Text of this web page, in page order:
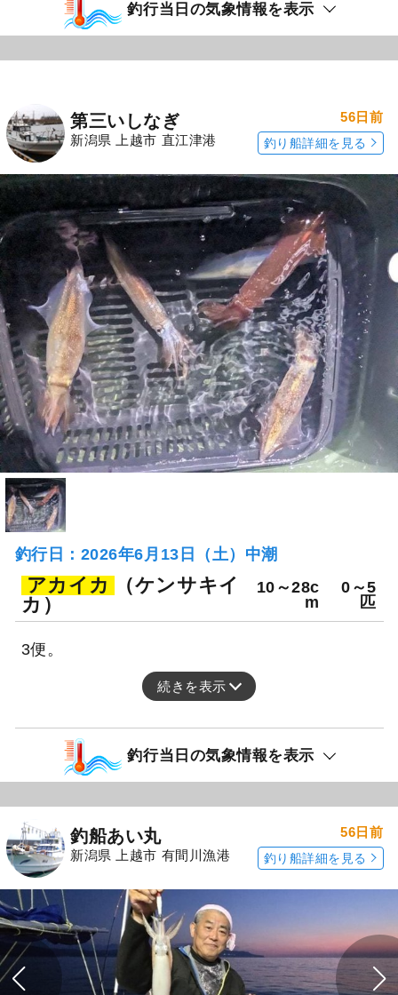
釣行当日の気象情報を表示
第三いしなぎ
新潟県 上越市 直江津港
56日前
釣り船詳細を見る
釣行日：2026年6月13日（土）中潮
アカイカ
（ケンサキイ
カ）
10～28c
m
0～5
匹
3便。
続きを表示
釣行当日の気象情報を表示
釣船あい丸
新潟県 上越市 有間川漁港
56日前
釣り船詳細を見る